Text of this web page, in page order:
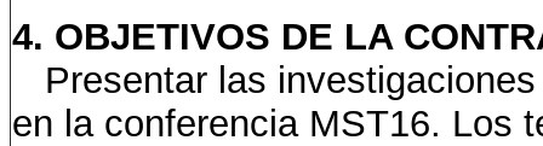
4. OBJETIVOS DE LA
Presentar las
en la conferencia MST16. Los